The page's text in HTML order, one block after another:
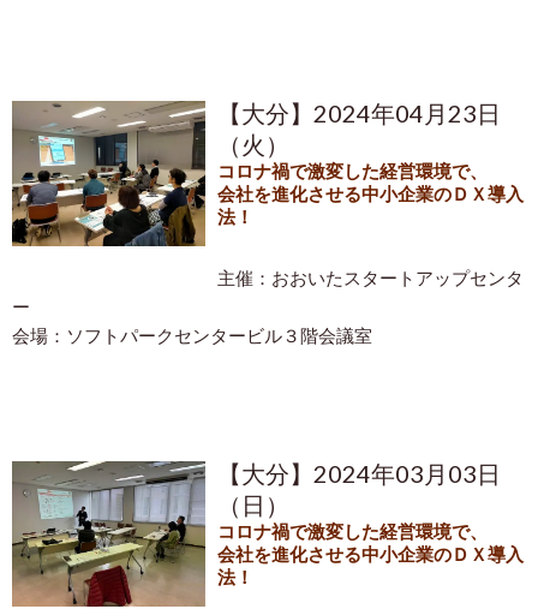
【大分】2024年04月23日
（火）
コロナ禍で激変した経営環境で、
会社を進化させる中小企業のＤＸ導入
法！
主催：おおいたスタートアップセンタ
ー
会場：ソフトパークセンタービル３階会議室
【大分】2024年03月03日
（日）
コロナ禍で激変した経営環境で、
会社を進化させる中小企業のＤＸ導入
法！